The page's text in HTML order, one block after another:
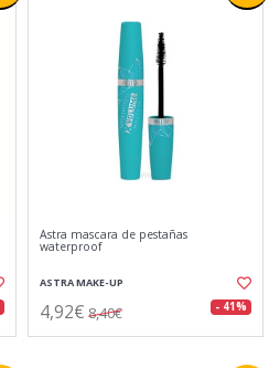
Astra mascara de pestañas
waterproof
ASTRA MAKE-UP
4,92€ 8,40€ - 41%